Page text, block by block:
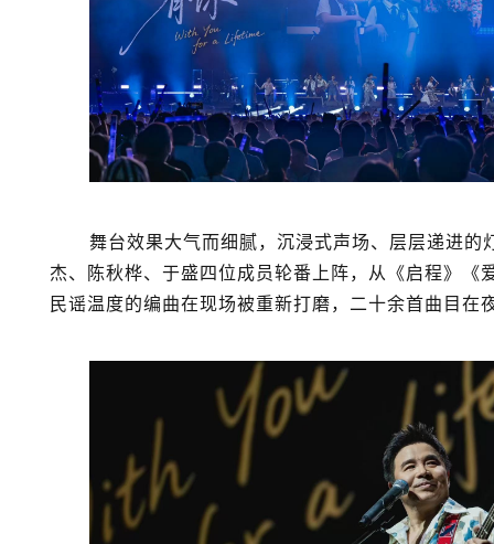
舞台效果大气而细腻，沉浸式声场、层层递进
杰、陈秋桦、于盛四位成员轮番上阵，从《启程》
民谣温度的编曲在现场被重新打磨，二十余首曲目在